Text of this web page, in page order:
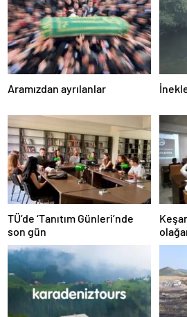
Aramızdan ayrılanlar
TÜ’de ‘Tanıtım Günleri’nde
son gün